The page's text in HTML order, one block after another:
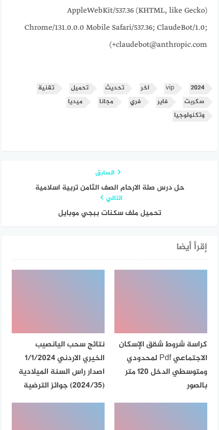
AppleWebKit/537.36 (KHTML, like Gecko)
Chrome/131.0.0.0 Mobile Safari/537.36; ClaudeBot/1.0;
+claudebot@anthropic.com)
2024
vip اخر تحديث تحميل
تقنية
سكربت
فاير فري مجانا
ميديا
وتكنولوجيا
السابق
حل درس صلة الارحام الصف الثامن تربية اسلامية
التالي
تحميل ملف سكنات ببجي موبايل
إقرأ أيضا
كراسة شروط شقق الإسكان
الاجتماعي Pdf لمحدودي
ومتوسطي الدخل 120 متر
بالصور
نتائج سحب اليانصيب
الخيري الاردني 1/1/2024
اصدار راس السنة الميلادية
(2024/35) جوائز الترضية